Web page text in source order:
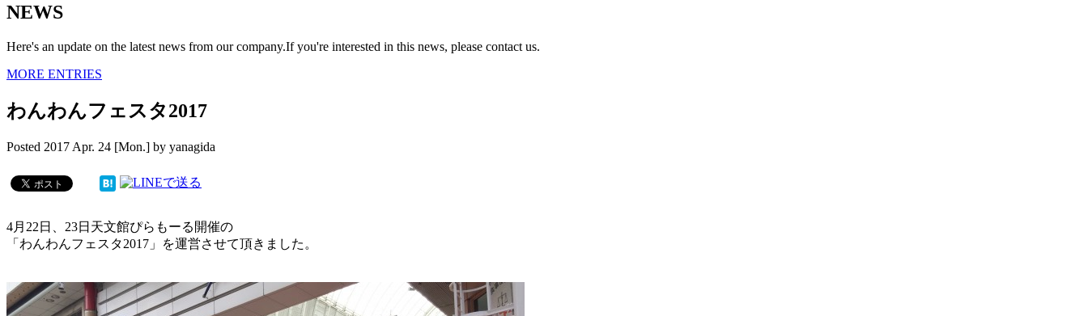
NEWS
Here's an update on the latest news from our company.If you're interested in this news, please contact us.
MORE ENTRIES
わんわんフェスタ2017
Posted 2017 Apr. 24 [Mon.] by yanagida
4月22日、23日天文館ぴらもーる開催の
「わんわんフェスタ2017」を運営させて頂きました。